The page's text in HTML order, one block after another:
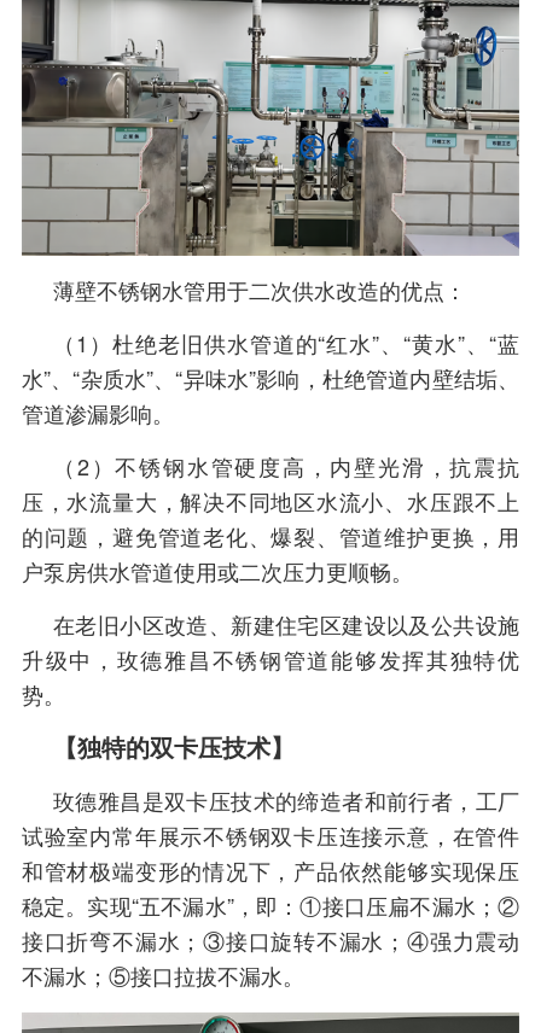
薄壁不锈钢水管用于二次供水改造的优点：
（1）杜绝老旧供水管道的“红水”、“黄水”、“蓝
水”、“杂质水”、“异味水”影响，杜绝管道内壁结垢、
管道渗漏影响。
（2）不锈钢水管硬度高，内壁光滑，抗震抗
压，水流量大，解决不同地区水流小、水压跟不上
的问题，避免管道老化、爆裂、管道维护更换，用
户泵房供水管道使用或二次压力更顺畅。
在老旧小区改造、新建住宅区建设以及公共设施
升级中，玫德雅昌不锈钢管道能够发挥其独特优
势。
【独特的双卡压技术】
玫德雅昌是双卡压技术的缔造者和前行者，工厂
试验室内常年展示不锈钢双卡压连接示意，在管件
和管材极端变形的情况下，产品依然能够实现保压
稳定。实现“五不漏水”，即：①接口压扁不漏水；②
接口折弯不漏水；③接口旋转不漏水；④强力震动
不漏水；⑤接口拉拔不漏水。